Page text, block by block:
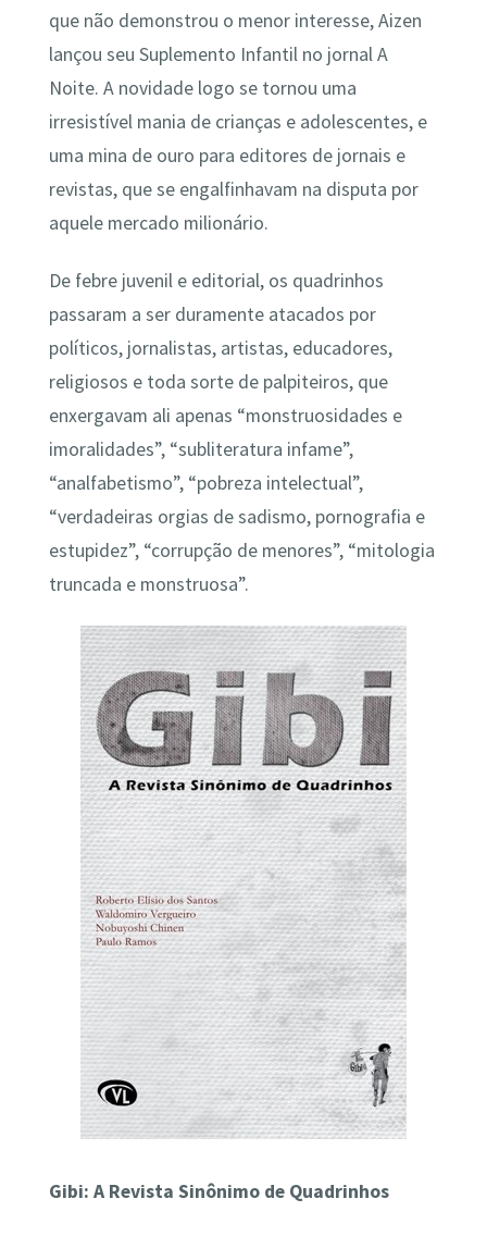
que não demonstrou o menor interesse, Aizen
lançou seu Suplemento Infantil no jornal A
Noite. A novidade logo se tornou uma
irresistível mania de crianças e adolescentes, e
uma mina de ouro para editores de jornais e
revistas, que se engalfinhavam na disputa por
aquele mercado milionário.
De febre juvenil e editorial, os quadrinhos
passaram a ser duramente atacados por
políticos, jornalistas, artistas, educadores,
religiosos e toda sorte de palpiteiros, que
enxergavam ali apenas “monstruosidades e
imoralidades”, “subliteratura infame”,
“analfabetismo”, “pobreza intelectual”,
“verdadeiras orgias de sadismo, pornografia e
estupidez”, “corrupção de menores”, “mitologia
truncada e monstruosa”.
Gibi: A Revista Sinônimo de Quadrinhos